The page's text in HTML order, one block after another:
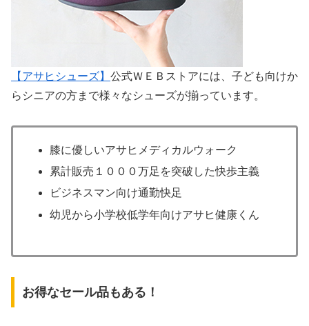
【アサヒシューズ】 公式ＷＥＢストアには、子ども向けか
らシニアの方まで様々なシューズが揃っています。
膝に優しいアサヒメディカルウォーク
累計販売１０００万足を突破した快歩主義
ビジネスマン向け通勤快足
幼児から小学校低学年向けアサヒ健康くん
お得なセール品もある！